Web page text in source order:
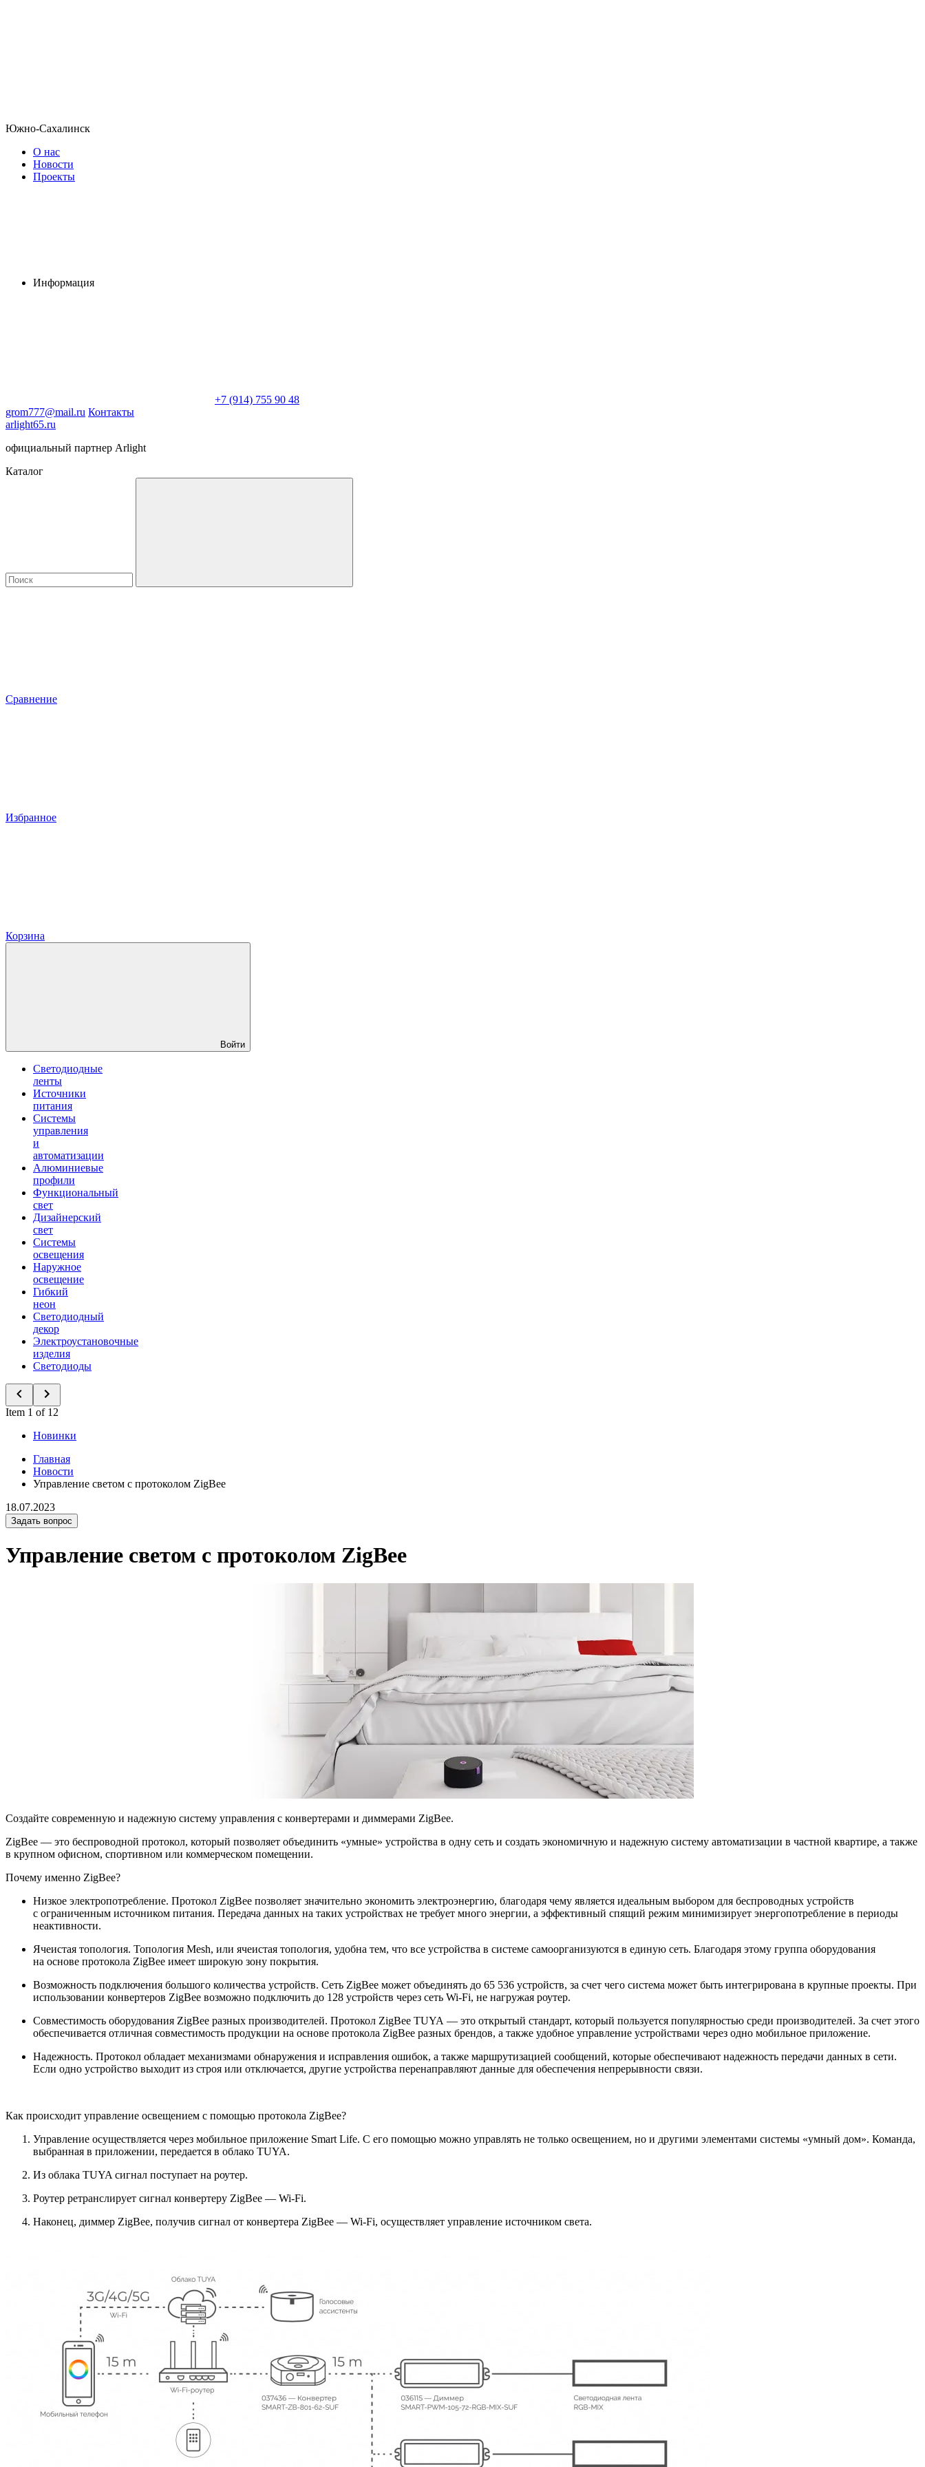
Южно-Сахалинск
О нас
Новости
Проекты
Информация
+7 (914) 755 90 48
grom777@mail.ru Контакты
arlight65.ru
официальный партнер Arlight
Каталог
Сравнение
Избранное
Корзина
Войти
Светодиодные
ленты
Источники
питания
Системы
управления
и
автоматизации
Алюминиевые
профили
Функциональный
свет
Дизайнерский
свет
Системы
освещения
Наружное
освещение
Гибкий
неон
Светодиодный
декор
Электроустановочные
изделия
Светодиоды
Item 1 of 12
Новинки
Главная
Новости
Управление светом с протоколом ZigBee
18.07.2023
Задать вопрос
Управление светом с протоколом ZigBee
Создайте современную и надежную систему управления с конвертерами и диммерами ZigBee.
ZigBee — это беспроводной протокол, который позволяет объединить «умные» устройства в одну сеть и создать экономичную и надежную систему автоматизации в частной квартире, а также
в крупном офисном, спортивном или коммерческом помещении.
Почему именно ZigBee?
Низкое электропотребление. Протокол ZigBee позволяет значительно экономить электроэнергию, благодаря чему является идеальным выбором для беспроводных устройств
с ограниченным источником питания. Передача данных на таких устройствах не требует много энергии, а эффективный спящий режим минимизирует энергопотребление в периоды
неактивности.
Ячеистая топология. Топология Mesh, или ячеистая топология, удобна тем, что все устройства в системе самоорганизуются в единую сеть. Благодаря этому группа оборудования
на основе протокола ZigBee имеет широкую зону покрытия.
Возможность подключения большого количества устройств. Сеть ZigBee может объединять до 65 536 устройств, за счет чего система может быть интегрирована в крупные проекты. При
использовании конвертеров ZigBee возможно подключить до 128 устройств через сеть Wi-Fi, не нагружая роутер.
Совместимость оборудования ZigBee разных производителей. Протокол ZigBee TUYA — это открытый стандарт, который пользуется популярностью среди производителей. За счет этого
обеспечивается отличная совместимость продукции на основе протокола ZigBee разных брендов, а также удобное управление устройствами через одно мобильное приложение.
Надежность. Протокол обладает механизмами обнаружения и исправления ошибок, а также маршрутизацией сообщений, которые обеспечивают надежность передачи данных в сети.
Если одно устройство выходит из строя или отключается, другие устройства перенаправляют данные для обеспечения непрерывности связи.
Как происходит управление освещением с помощью протокола ZigBee?
Управление осуществляется через мобильное приложение Smart Life. С его помощью можно управлять не только освещением, но и другими элементами системы «умный дом». Команда,
выбранная в приложении, передается в облако TUYA.
Из облака TUYA сигнал поступает на роутер.
Роутер ретранслирует сигнал конвертеру ZigBee — Wi-Fi.
Наконец, диммер ZigBee, получив сигнал от конвертера ZigBee — Wi-Fi, осуществляет управление источником света.